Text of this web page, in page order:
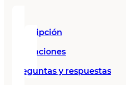
Descripción
Valoraciones
Preguntas y respuestas